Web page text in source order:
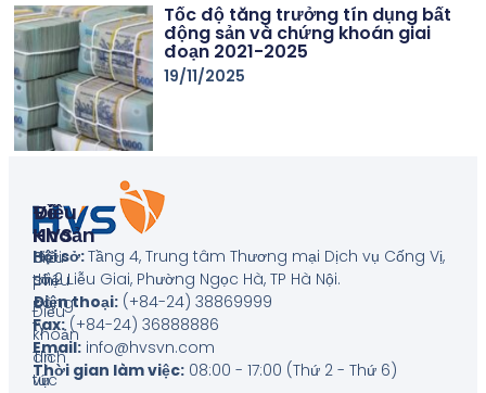
Tốc độ tăng trưởng tín dụng bất
động sản và chứng khoán giai
đoạn 2021-2025
19/11/2025
Hội sở:Tầng 4, Trung tâm Thương mại Dịch vụ Cống Vị,
số 2 Liễu Giai, Phường Ngọc Hà, TP Hà Nội.
Điện thoại:(+84-24) 38869999
Fax:(+84-24) 36888886
Email:info@hvsvn.com
Thời gian làm việc:08:00 - 17:00 (Thứ 2 - Thứ 6)
Về
HVS
Giới
thiệu
công
ty
Tin
tức
Điều
Khoản
Biểu
phí
Điều
khoản
dịch
vụ